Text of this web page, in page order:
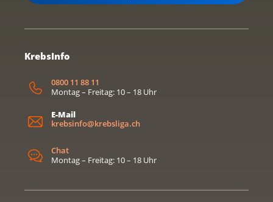
KrebsInfo
0800 11 88 11
Montag – Freitag: 10 – 18 Uhr
E-Mail
krebsinfo@krebsliga.ch
Chat
Montag – Freitag: 10 – 18 Uhr